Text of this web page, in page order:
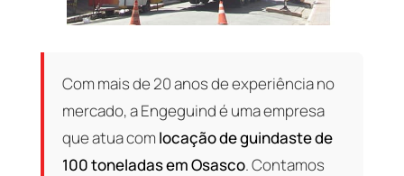
Com mais de 20 anos de experiência no
mercado, a Engeguind é uma empresa
que atua com locação de guindaste de
100 toneladas em Osasco. Contamos